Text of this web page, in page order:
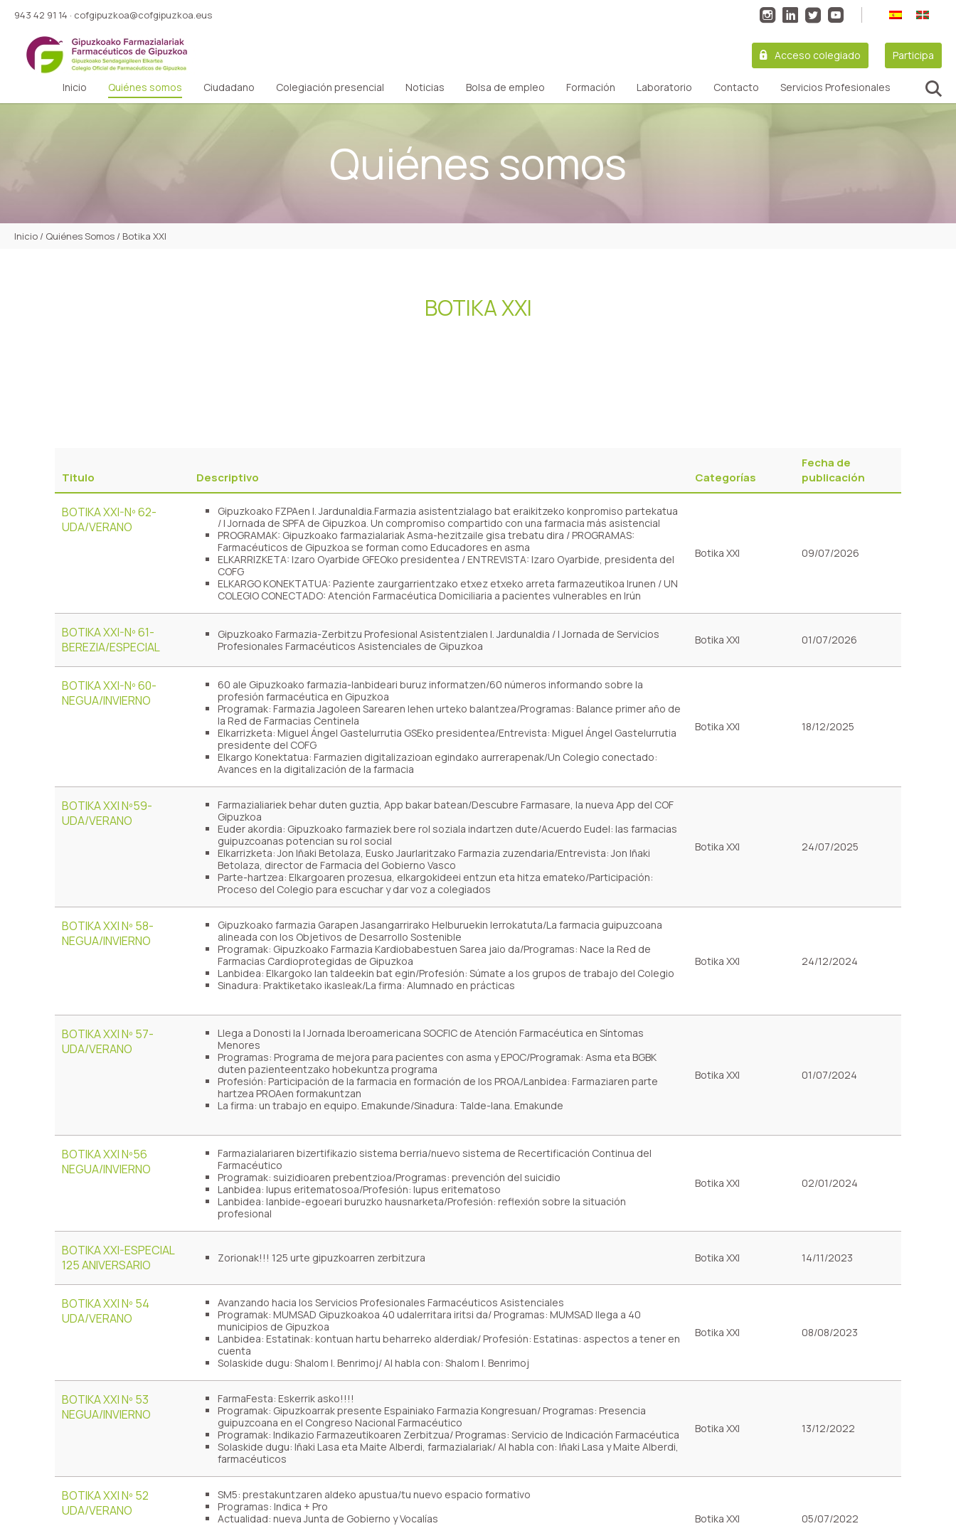
943 42 91 14 · cofgipuzkoa@cofgipuzkoa.eus
Acceso colegiado Participa
Inicio Quiénes somos Ciudadano Colegiación presencial Noticias Bolsa de empleo Formación Laboratorio Contacto Servicios Profesionales
Quiénes somos
Inicio / Quiénes Somos / Botika XXI
BOTIKA XXI
Titulo Descriptivo Categorías
Fecha de
publicación
BOTIKA XXI-Nº 62-
UDA/VERANO
Gipuzkoako FZPAen I. Jardunaldia.Farmazia asistentzialago bat eraikitzeko konpromiso partekatua
/ I Jornada de SPFA de Gipuzkoa. Un compromiso compartido con una farmacia más asistencial
PROGRAMAK: Gipuzkoako farmazialariak Asma-hezitzaile gisa trebatu dira / PROGRAMAS:
Farmacéuticos de Gipuzkoa se forman como Educadores en asma
ELKARRIZKETA: Izaro Oyarbide GFEOko presidentea / ENTREVISTA: Izaro Oyarbide, presidenta del
COFG
ELKARGO KONEKTATUA: Paziente zaurgarrientzako etxez etxeko arreta farmazeutikoa Irunen / UN
COLEGIO CONECTADO: Atención Farmacéutica Domiciliaria a pacientes vulnerables en Irún
Botika XXI 09/07/2026
BOTIKA XXI-Nº 61-
BEREZIA/ESPECIAL
Gipuzkoako Farmazia-Zerbitzu Profesional Asistentzialen I. Jardunaldia / I Jornada de Servicios
Profesionales Farmacéuticos Asistenciales de Gipuzkoa
Botika XXI 01/07/2026
BOTIKA XXI-Nº 60-
NEGUA/INVIERNO
60 ale Gipuzkoako farmazia-lanbideari buruz informatzen/60 números informando sobre la
profesión farmacéutica en Gipuzkoa
Programak: Farmazia Jagoleen Sarearen lehen urteko balantzea/Programas: Balance primer año de
la Red de Farmacias Centinela
Elkarrizketa: Miguel Ángel Gastelurrutia GSEko presidentea/Entrevista: Miguel Ángel Gastelurrutia
presidente del COFG
Elkargo Konektatua: Farmazien digitalizazioan egindako aurrerapenak/Un Colegio conectado:
Avances en la digitalización de la farmacia
Botika XXI 18/12/2025
BOTIKA XXI Nº59-
UDA/VERANO
Farmazialiariek behar duten guztia, App bakar batean/Descubre Farmasare, la nueva App del COF
Gipuzkoa
Euder akordia: Gipuzkoako farmaziek bere rol soziala indartzen dute/Acuerdo Eudel: las farmacias
guipuzcoanas potencian su rol social
Elkarrizketa: Jon Iñaki Betolaza, Eusko Jaurlaritzako Farmazia zuzendaria/Entrevista: Jon Iñaki
Betolaza, director de Farmacia del Gobierno Vasco
Parte-hartzea: Elkargoaren prozesua, elkargokideei entzun eta hitza emateko/Participación:
Proceso del Colegio para escuchar y dar voz a colegiados
Botika XXI 24/07/2025
BOTIKA XXI Nº 58-
NEGUA/INVIERNO
Gipuzkoako farmazia Garapen Jasangarrirako Helburuekin lerrokatuta/La farmacia guipuzcoana
alineada con los Objetivos de Desarrollo Sostenible
Programak: Gipuzkoako Farmazia Kardiobabestuen Sarea jaio da/Programas: Nace la Red de
Farmacias Cardioprotegidas de Gipuzkoa
Lanbidea: Elkargoko lan taldeekin bat egin/Profesión: Súmate a los grupos de trabajo del Colegio
Sinadura: Praktiketako ikasleak/La firma: Alumnado en prácticas
Botika XXI 24/12/2024
BOTIKA XXI Nº 57-
UDA/VERANO
Llega a Donosti la I Jornada Iberoamericana SOCFIC de Atención Farmacéutica en Síntomas
Menores
Programas: Programa de mejora para pacientes con asma y EPOC/Programak: Asma eta BGBK
duten pazienteentzako hobekuntza programa
Profesión: Participación de la farmacia en formación de los PROA/Lanbidea: Farmaziaren parte
hartzea PROAen formakuntzan
La firma: un trabajo en equipo. Emakunde/Sinadura: Talde-lana. Emakunde
Botika XXI 01/07/2024
BOTIKA XXI Nº56
NEGUA/INVIERNO
Farmazialariaren bizertifikazio sistema berria/nuevo sistema de Recertificación Continua del
Farmacéutico
Programak: suizidioaren prebentzioa/Programas: prevención del suicidio
Lanbidea: lupus eritematosoa/Profesión: lupus eritematoso
Lanbidea: lanbide-egoeari buruzko hausnarketa/Profesión: reflexión sobre la situación
profesional
Botika XXI 02/01/2024
BOTIKA XXI-ESPECIAL
125 ANIVERSARIO
Zorionak!!! 125 urte gipuzkoarren zerbitzura Botika XXI 14/11/2023
BOTIKA XXI Nº 54
UDA/VERANO
Avanzando hacia los Servicios Profesionales Farmacéuticos Asistenciales
Programak: MUMSAD Gipuzkoakoa 40 udalerritara iritsi da/ Programas: MUMSAD llega a 40
municipios de Gipuzkoa
Lanbidea: Estatinak: kontuan hartu beharreko alderdiak/ Profesión: Estatinas: aspectos a tener en
cuenta
Solaskide dugu: Shalom I. Benrimoj/ Al habla con: Shalom I. Benrimoj
Botika XXI 08/08/2023
BOTIKA XXI Nº 53
NEGUA/INVIERNO
FarmaFesta: Eskerrik asko!!!!
Programak: Gipuzkoarrak presente Espainiako Farmazia Kongresuan/ Programas: Presencia
guipuzcoana en el Congreso Nacional Farmacéutico
Programak: Indikazio Farmazeutikoaren Zerbitzua/ Programas: Servicio de Indicación Farmacéutica
Solaskide dugu: Iñaki Lasa eta Maite Alberdi, farmazialariak/ Al habla con: Iñaki Lasa y Maite Alberdi,
farmacéuticos
Botika XXI 13/12/2022
BOTIKA XXI Nº 52
UDA/VERANO
SM5: prestakuntzaren aldeko apustua/tu nuevo espacio formativo
Programas: Indica + Pro
Actualidad: nueva Junta de Gobierno y Vocalías
Botika XXI 05/07/2022